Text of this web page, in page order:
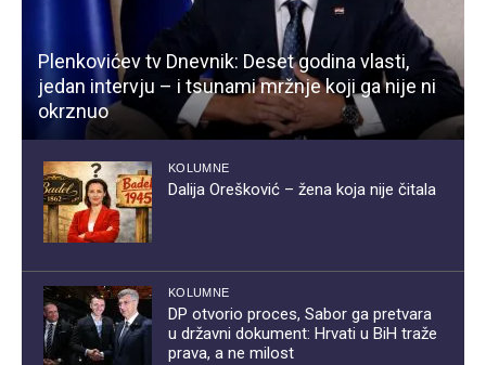
Plenkovićev tv Dnevnik: Deset godina vlasti,
jedan intervju – i tsunami mržnje koji ga nije ni
okrznuo
KOLUMNE
Dalija Orešković – žena koja nije čitala
KOLUMNE
DP otvorio proces, Sabor ga pretvara
u državni dokument: Hrvati u BiH traže
prava, a ne milost